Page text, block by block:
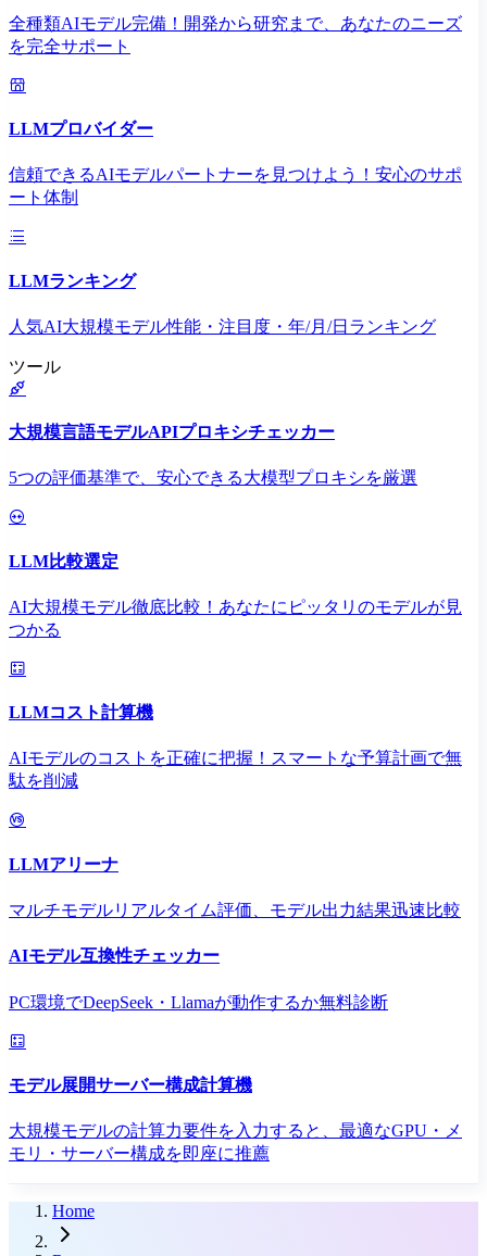
全種類AIモデル完備！開発から研究まで、あなたのニーズ
を完全サポート
LLMプロバイダー
信頼できるAIモデルパートナーを見つけよう！安心のサポ
ート体制
LLMランキング
人気AI大規模モデル性能・注目度・年/月/日ランキング
ツール
大規模言語モデルAPIプロキシチェッカー
5つの評価基準で、安心できる大模型プロキシを厳選
LLM比較選定
AI大規模モデル徹底比較！あなたにピッタリのモデルが見
つかる
LLMコスト計算機
AIモデルのコストを正確に把握！スマートな予算計画で無
駄を削減
LLMアリーナ
マルチモデルリアルタイム評価、モデル出力結果迅速比較
AIモデル互換性チェッカー
PC環境でDeepSeek・Llamaが動作するか無料診断
モデル展開サーバー構成計算機
大規模モデルの計算力要件を入力すると、最適なGPU・メ
モリ・サーバー構成を即座に推薦
Home